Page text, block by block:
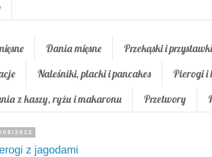
Dania mięsne Przekąski i przystawki
Naleśniki, placki i pancakes Pierogi i
z kaszy, ryżu i makaronu Przetwory
08/2012
z jagodami